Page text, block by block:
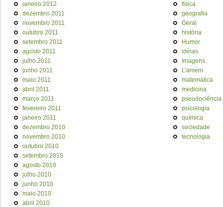
janeiro 2012
dezembro 2011
novembro 2011
outubro 2011
setembro 2011
agosto 2011
julho 2011
junho 2011
maio 2011
abril 2011
março 2011
fevereiro 2011
janeiro 2011
dezembro 2010
novembro 2010
outubro 2010
setembro 2010
agosto 2010
julho 2010
junho 2010
maio 2010
abril 2010
física
geografia
Geral
história
Humor
idéias
Imagens
L'amém
matemática
medicina
pseudociência
psicologia
química
sociedade
tecnologia